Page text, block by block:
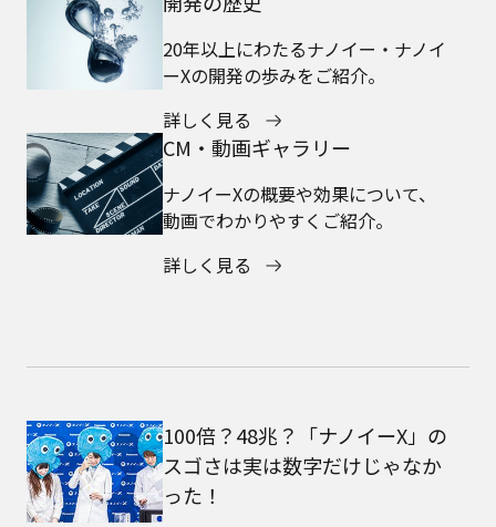
20年以上にわたるナノイー・ナノイ
ーXの開発の歩みをご紹介。
詳しく見る
CM・動画ギャラリー
ナノイーXの概要や効果について、
動画でわかりやすくご紹介。
詳しく見る
100倍？48兆？「ナノイーX」の
スゴさは実は数字だけじゃなか
った！